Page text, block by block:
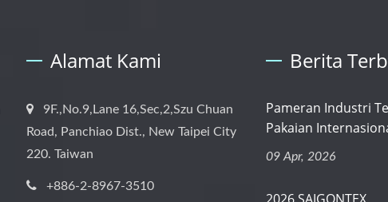
Alamat Kami
9F.,No.9,Lane 16,Sec,2,Szu Chuan
Road, Panchiao Dist., New Taipei City
220. Taiwan
+886-2-8967-3510
Berita
Pameran Industri
Pakaian
09 Apr, 2026